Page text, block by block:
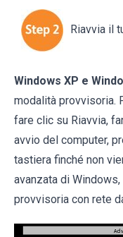
Riavvia il
Windows XP e
modalità provvisoria.
fare clic su Riavvia,
avvio del computer,
tastiera finché non
avanzata di
provvisoria con rete